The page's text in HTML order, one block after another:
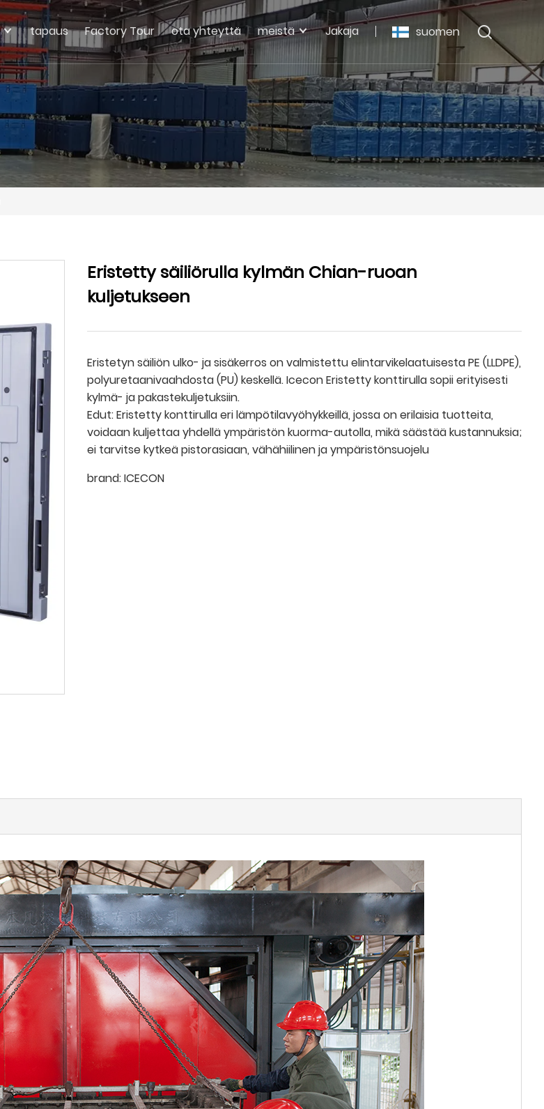
suomen
tapaus Factory Tour ota yhteyttä meistä Jakaja
Eristetty säiliörulla kylmän Chian-ruoan
kuljetukseen
Eristetyn säiliön ulko- ja sisäkerros on valmistettu elintarvikelaatuisesta PE (LLDPE),
polyuretaanivaahdosta (PU) keskellä. Icecon Eristetty konttirulla sopii erityisesti
kylmä- ja pakastekuljetuksiin.
Edut: Eristetty konttirulla eri lämpötilavyöhykkeillä, jossa on erilaisia ​​tuotteita,
voidaan kuljettaa yhdellä ympäristön kuorma-autolla, mikä säästää kustannuksia;
ei tarvitse kytkeä pistorasiaan, vähähiilinen ja ympäristönsuojelu
brand:ICECON